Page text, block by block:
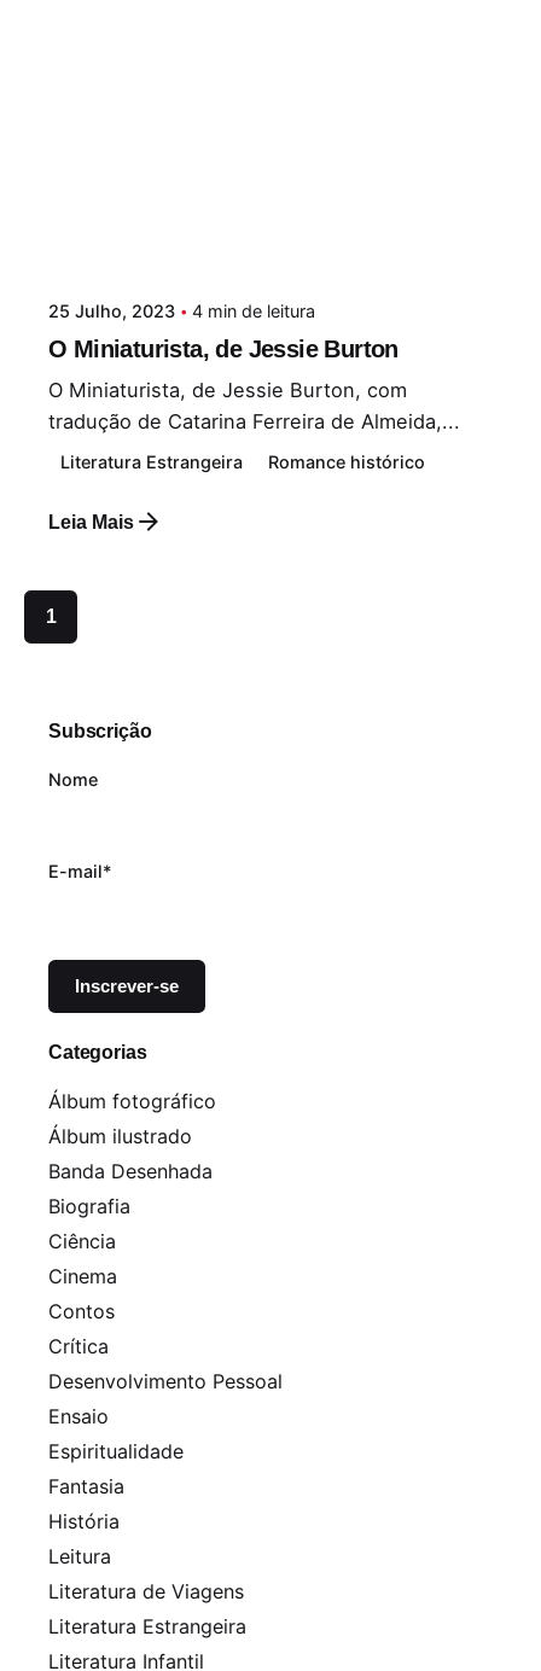
25 Julho, 2023 4 min de leitura
O Miniaturista, de Jessie Burton
O Miniaturista, de Jessie Burton, com
tradução de Catarina Ferreira de Almeida,...
Literatura Estrangeira Romance histórico
Leia Mais
1
Subscrição
Nome
E-mail*
Categorias
Álbum fotográfico
Álbum ilustrado
Banda Desenhada
Biografia
Ciência
Cinema
Contos
Crítica
Desenvolvimento Pessoal
Ensaio
Espiritualidade
Fantasia
História
Leitura
Literatura de Viagens
Literatura Estrangeira
Literatura Infantil